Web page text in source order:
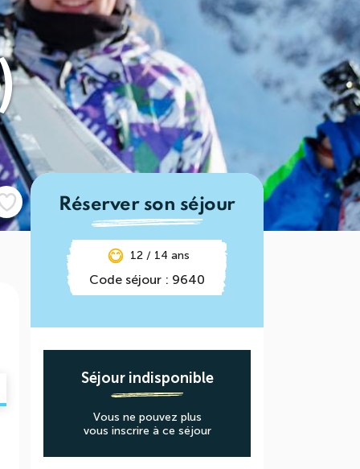
Réserver son séjour
12 / 14 ans
Code séjour : 9640
Séjour indisponible
Vous ne pouvez plus
vous inscrire à ce séjour